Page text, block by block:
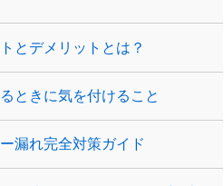
とデメリットとは？
ときに気を付けること
漏れ完全対策ガイド